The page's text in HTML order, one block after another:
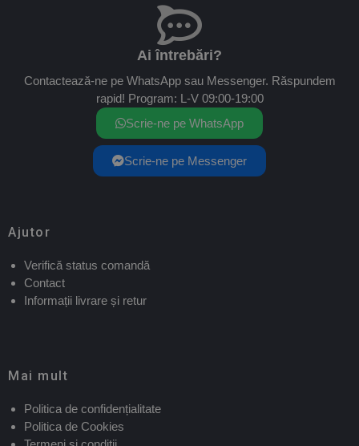
Ai întrebări?
Contactează-ne pe WhatsApp sau Messenger. Răspundem
rapid! Program: L-V 09:00-19:00
Scrie-ne pe WhatsApp
Scrie-ne pe Messenger
Ajutor
Verifică status comandă
Contact
Informații livrare și retur
Mai mult
Politica de confidențialitate
Politica de Cookies